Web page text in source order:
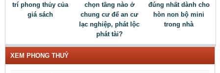
trí phong thủy của
giá sách
chọn tầng nào ở
chung cư để an cư
lạc nghiệp, phát lộc
phát tài?
đúng nhất dành cho
hòn non bộ mini
trong nhà
XEM PHONG THUỶ